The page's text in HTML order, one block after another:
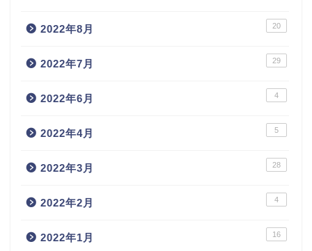
2022年8月 20
2022年7月 29
2022年6月 4
2022年4月 5
2022年3月 28
2022年2月 4
2022年1月 16